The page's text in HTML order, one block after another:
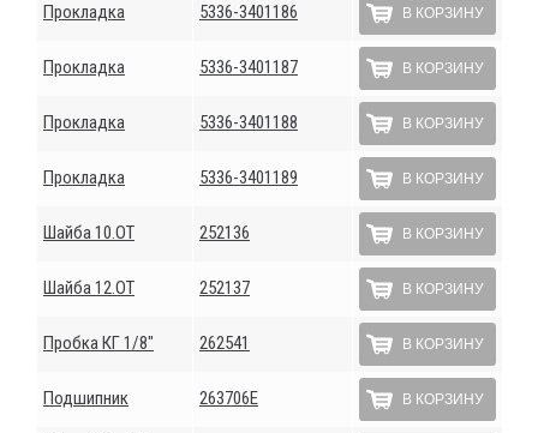
Прокладка 5336-3401186 В КОРЗИНУ
Прокладка 5336-3401187 В КОРЗИНУ
Прокладка 5336-3401188 В КОРЗИНУ
Прокладка 5336-3401189 В КОРЗИНУ
Шайба 10.ОТ 252136 В КОРЗИНУ
Шайба 12.ОТ 252137 В КОРЗИНУ
Пробка КГ 1/8" 262541 В КОРЗИНУ
Подшипник 263706Е В КОРЗИНУ